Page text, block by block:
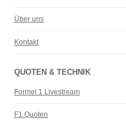
Über uns
Kontakt
QUOTEN & TECHNIK
Formel 1 Livestream
F1 Quoten